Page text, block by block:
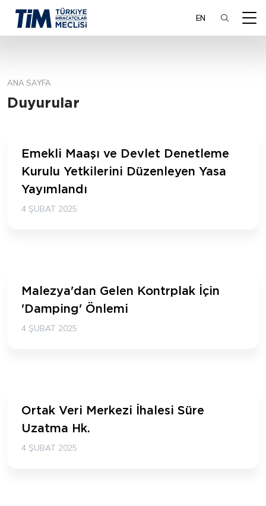
EN
ANA SAYFA
Duyurular
Emekli Maaşı ve Devlet Denetleme
Kurulu Yetkilerini Düzenleyen Yasa
Yayımlandı
4 ŞUBAT 2025
Malezya'dan Gelen Kontrplak İçin
'Damping' Önlemi
4 ŞUBAT 2025
Ortak Veri Merkezi İhalesi Süre
Uzatma Hk.
4 ŞUBAT 2025